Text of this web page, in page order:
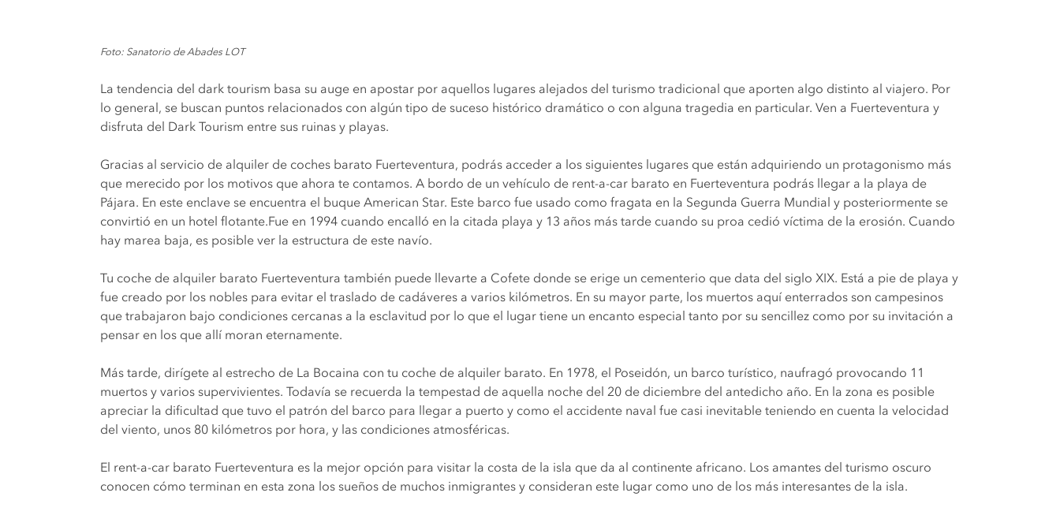
Foto: Sanatorio de Abades LOT
La tendencia del dark tourism basa su auge en apostar por aquellos lugares alejados del turismo tradicional que aporten algo distinto al viajero. Por
lo general, se buscan puntos relacionados con algún tipo de suceso histórico dramático o con alguna tragedia en particular. Ven a Fuerteventura y
disfruta del Dark Tourism entre sus ruinas y playas.
Gracias al servicio de alquiler de coches barato Fuerteventura, podrás acceder a los siguientes lugares que están adquiriendo un protagonismo más
que merecido por los motivos que ahora te contamos. A bordo de un vehículo de rent-a-car barato en Fuerteventura podrás llegar a la playa de
Pájara. En este enclave se encuentra el buque American Star. Este barco fue usado como fragata en la Segunda Guerra Mundial y posteriormente se
convirtió en un hotel flotante.Fue en 1994 cuando encalló en la citada playa y 13 años más tarde cuando su proa cedió víctima de la erosión. Cuando
hay marea baja, es posible ver la estructura de este navío.
Tu coche de alquiler barato Fuerteventura también puede llevarte a Cofete donde se erige un cementerio que data del siglo XIX. Está a pie de playa y
fue creado por los nobles para evitar el traslado de cadáveres a varios kilómetros. En su mayor parte, los muertos aquí enterrados son campesinos
que trabajaron bajo condiciones cercanas a la esclavitud por lo que el lugar tiene un encanto especial tanto por su sencillez como por su invitación a
pensar en los que allí moran eternamente.
Más tarde, dirígete al estrecho de La Bocaina con tu coche de alquiler barato. En 1978, el Poseidón, un barco turístico, naufragó provocando 11
muertos y varios supervivientes. Todavía se recuerda la tempestad de aquella noche del 20 de diciembre del antedicho año. En la zona es posible
apreciar la dificultad que tuvo el patrón del barco para llegar a puerto y como el accidente naval fue casi inevitable teniendo en cuenta la velocidad
del viento, unos 80 kilómetros por hora, y las condiciones atmosféricas.
El rent-a-car barato Fuerteventura es la mejor opción para visitar la costa de la isla que da al continente africano. Los amantes del turismo oscuro
conocen cómo terminan en esta zona los sueños de muchos inmigrantes y consideran este lugar como uno de los más interesantes de la isla.